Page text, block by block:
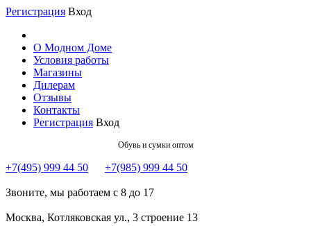
Регистрация Вход
О Модном Доме
Условия работы
Магазины
Дилерам
Отзывы
Контакты
Регистрация Вход
Обувь и сумки оптом
+7(495) 999 44 50 +7(985) 999 44 50
Звоните, мы работаем с 8 до 17
Москва, Котляковская ул., 3 строение 13